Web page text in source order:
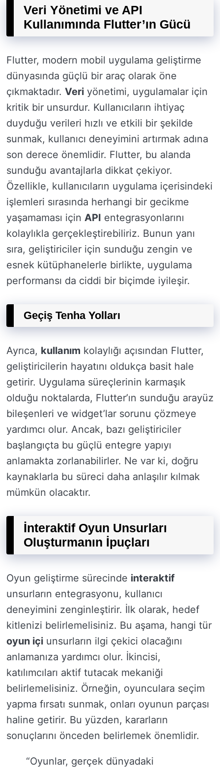
Veri Yönetimi ve API
Kullanımında Flutter’ın Gücü
Flutter, modern mobil uygulama geliştirme
dünyasında güçlü bir araç olarak öne
çıkmaktadır. Veri yönetimi, uygulamalar için
kritik bir unsurdur. Kullanıcıların ihtiyaç
duyduğu verileri hızlı ve etkili bir şekilde
sunmak, kullanıcı deneyimini artırmak adına
son derece önemlidir. Flutter, bu alanda
sunduğu avantajlarla dikkat çekiyor.
Özellikle, kullanıcıların uygulama içerisindeki
işlemleri sırasında herhangi bir gecikme
yaşamaması için API entegrasyonlarını
kolaylıkla gerçekleştirebiliriz. Bunun yanı
sıra, geliştiriciler için sunduğu zengin ve
esnek kütüphanelerle birlikte, uygulama
performansı da ciddi bir biçimde iyileşir.
Geçiş Tenha Yolları
Ayrıca, kullanım kolaylığı açısından Flutter,
geliştiricilerin hayatını oldukça basit hale
getirir. Uygulama süreçlerinin karmaşık
olduğu noktalarda, Flutter’ın sunduğu arayüz
bileşenleri ve widget’lar sorunu çözmeye
yardımcı olur. Ancak, bazı geliştiriciler
başlangıçta bu güçlü entegre yapıyı
anlamakta zorlanabilirler. Ne var ki, doğru
kaynaklarla bu süreci daha anlaşılır kılmak
mümkün olacaktır.
İnteraktif Oyun Unsurları
Oluşturmanın İpuçları
Oyun geliştirme sürecinde interaktif
unsurların entegrasyonu, kullanıcı
deneyimini zenginleştirir. İlk olarak, hedef
kitlenizi belirlemelisiniz. Bu aşama, hangi tür
oyun içi unsurların ilgi çekici olacağını
anlamanıza yardımcı olur. İkincisi,
katılımcıları aktif tutacak mekaniği
belirlemelisiniz. Örneğin, oyunculara seçim
yapma fırsatı sunmak, onları oyunun parçası
haline getirir. Bu yüzden, kararların
sonuçlarını önceden belirlemek önemlidir.
“Oyunlar, gerçek dünyadaki